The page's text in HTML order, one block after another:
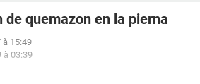
de quemazon en la pierna
à 15:49
à 03:39